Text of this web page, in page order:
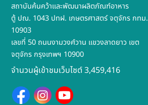
สถาบันค้นคว้าและพัฒนาผลิตภัณฑ์อาหาร
ตู้ ปณ. 1043 ปทฝ. เกษตรศาสตร์ จตุจักร กทม.
10903
เลขที่ 50 ถนนงามวงศ์วาน แขวงลาดยาว เขต
จตุจักร กรุงเทพฯ 10900
จำนวนผู้เข้าชมเว็บไซต์ 3,459,416